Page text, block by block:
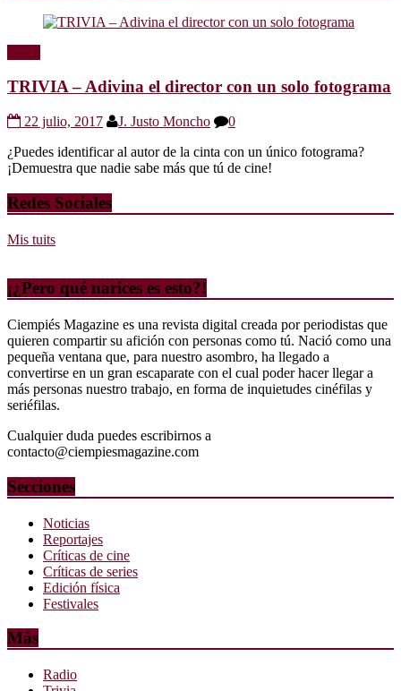
TRIVIA – Adivina el director con un solo fotograma
22 julio, 2017 J. Justo Moncho
0
¿Puedes identificar al autor de la cinta con un único fotograma?
¡Demuestra que nadie sabe más que tú de cine!
Redes Sociales
Mis tuits
¡¿Pero qué narices es esto?!
Ciempiés Magazine es una revista digital creada por periodistas que
quieren compartir su afición con personas como tú. Nació como una
pequeña ventana que, para nuestro asombro, ha llegado a
convertirse en un gran escaparate con el cual poder hacer llegar a
más personas nuestro trabajo, en forma de inquietudes cinéfilas y
seriéfilas.
Cualquier duda puedes escribirnos a
contacto@ciempiesmagazine.com
Secciones
Noticias
Reportajes
Críticas de cine
Críticas de series
Edición física
Festivales
Más
Radio